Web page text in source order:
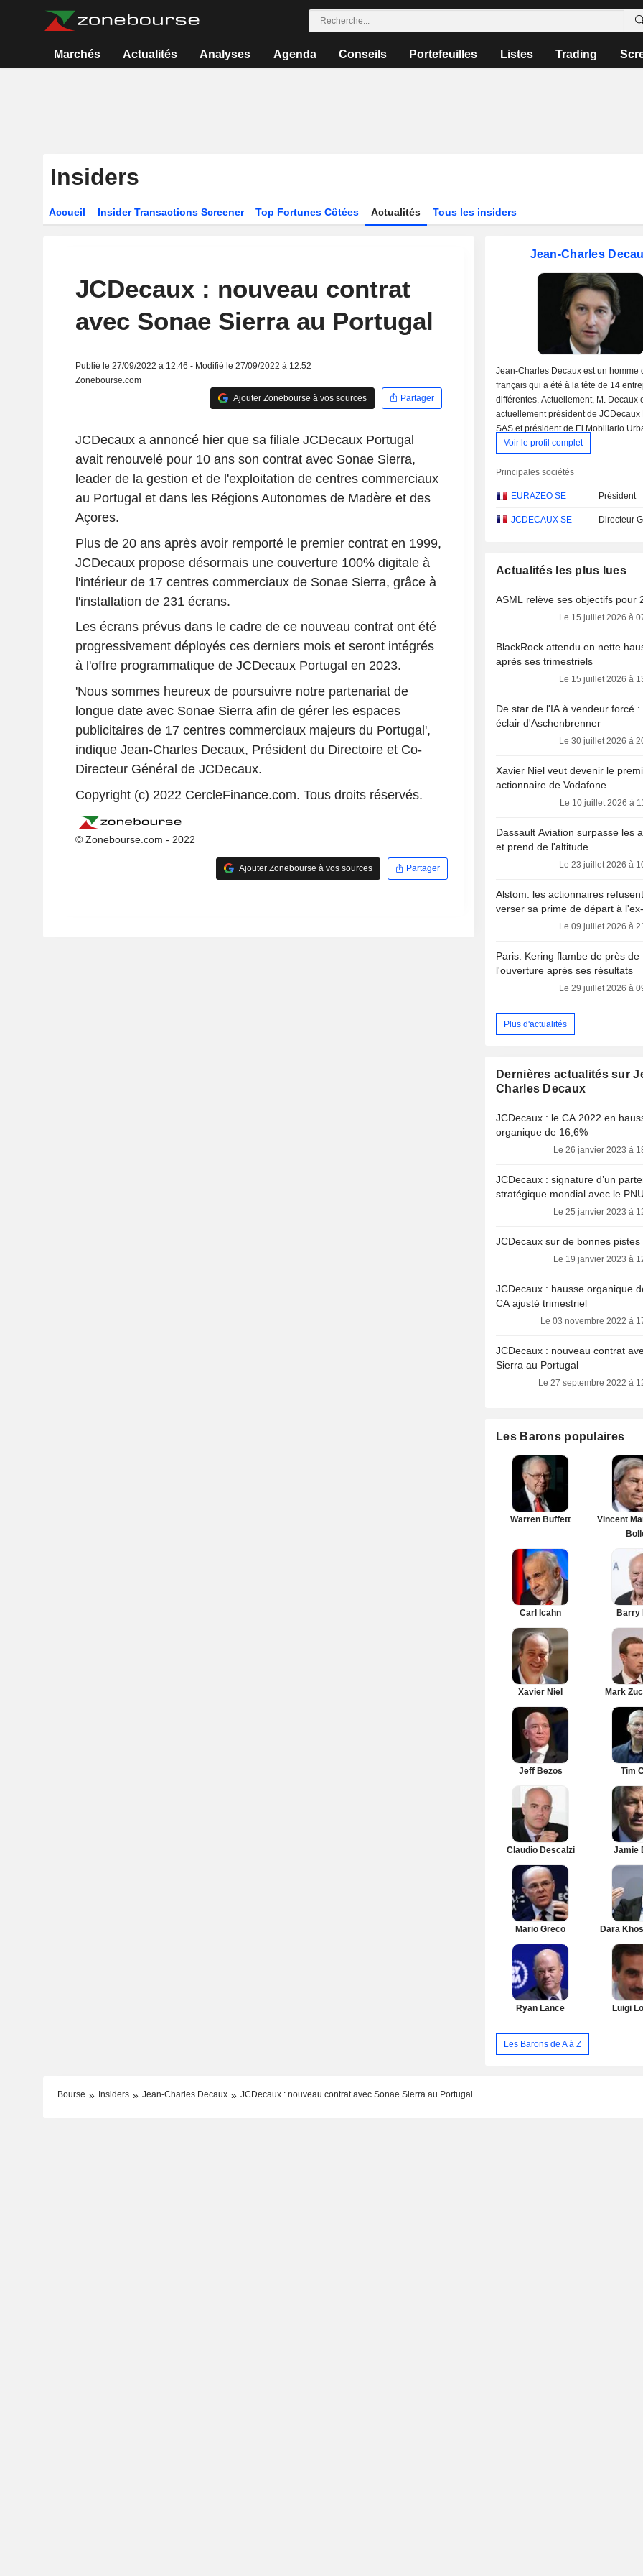
Marchés Actualités Analyses Agenda Conseils Portefeuilles Listes Trading
Insiders
Accueil Insider Transactions Screener Top Fortunes Côtées Actualités Tous les insiders
JCDecaux : nouveau contrat
avec Sonae Sierra au Portugal
Publié le 27/09/2022 à 12:46 - Modifié le 27/09/2022 à 12:52
Zonebourse.com
Ajouter Zonebourse à vos sources
Partager
JCDecaux a annoncé hier que sa filiale JCDecaux Portugal
avait renouvelé pour 10 ans son contrat avec Sonae Sierra,
leader de la gestion et de l'exploitation de centres commerciaux
au Portugal et dans les Régions Autonomes de Madère et des
Açores.
Plus de 20 ans après avoir remporté le premier contrat en 1999,
JCDecaux propose désormais une couverture 100% digitale à
l'intérieur de 17 centres commerciaux de Sonae Sierra, grâce à
l'installation de 231 écrans.
Les écrans prévus dans le cadre de ce nouveau contrat ont été
progressivement déployés ces derniers mois et seront intégrés
à l'offre programmatique de JCDecaux Portugal en 2023.
'Nous sommes heureux de poursuivre notre partenariat de
longue date avec Sonae Sierra afin de gérer les espaces
publicitaires de 17 centres commerciaux majeurs du Portugal',
indique Jean-Charles Decaux, Président du Directoire et Co-
Directeur Général de JCDecaux.
Copyright (c) 2022 CercleFinance.com. Tous droits réservés.
© Zonebourse.com - 2022
Ajouter Zonebourse à vos sources Partager
Jean-Charles
Jean-Charles Decaux est un homme
français qui a été à la tête de 14
différentes. Actuellement, M. Decaux
actuellement président de JCDecaux
SAS et président de El Mobiliario
président de JCDecaux France SAS,
général et administrateur de Decaux
Investissements SAS, directeur
JCDecaux Amérique latine, co-
d'Apolline Immobilier, membre du
Swan & Co. M. Decaux est également
Clos de la Chane, Gérant de la SCI du
Membre du Conseil d'Administration
Trois Jean et Gérant de Sci Brieuc
membre du Conseil d'Administration
sociétés. Il a précédemment occupé
JCDecaux Atlantis SA, Président de
MediaKiosk SAS et Auditeur d'Arthur
& Cia.
Voir le profil complet
Principales sociétés
EURAZEO SE Président
JCDECAUX SE Directeur
Actualités les plus lues
ASML relève ses objectifs pour
Le 15 juillet 2026 à
BlackRock attendu en nette
après ses trimestriels
Le 15 juillet 2026 à
De star de l'IA à vendeur forcé :
éclair d'Aschenbrenner
Le 30 juillet 2026 à
Xavier Niel veut devenir le
actionnaire de Vodafone
Le 10 juillet 2026 à
Dassault Aviation surpasse les
et prend de l'altitude
Le 23 juillet 2026 à
Alstom: les actionnaires
verser sa prime de départ à
Le 09 juillet 2026 à
Paris: Kering flambe de près de
l'ouverture après ses résultats
Le 29 juillet 2026 à
Plus d'actualités
Dernières actualités sur
Charles Decaux
JCDecaux : le CA 2022 en
organique de 16,6%
Le 26 janvier 2023 à
JCDecaux : signature d’un
stratégique mondial avec le
Le 25 janvier 2023 à
JCDecaux sur de bonnes pistes
Le 19 janvier 2023 à
JCDecaux : hausse organique
CA ajusté trimestriel
Le 03 novembre 2022 à
JCDecaux : nouveau contrat
Sierra au Portugal
Le 27 septembre 2022 à
Les Barons populaires
Warren Buffett
Vincent
Carl Icahn Barry
Xavier Niel Mark
Jeff Bezos Tim
Claudio Descalzi Jamie
Mario Greco Dara
Ryan Lance Luigi
Les Barons de A à Z
Bourse Insiders Jean-Charles Decaux JCDecaux : nouveau contrat avec Sonae Sierra au Portugal